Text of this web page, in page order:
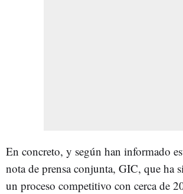
En concreto, y según han informado
nota de prensa conjunta, GIC, que ha
un proceso competitivo con cerca de